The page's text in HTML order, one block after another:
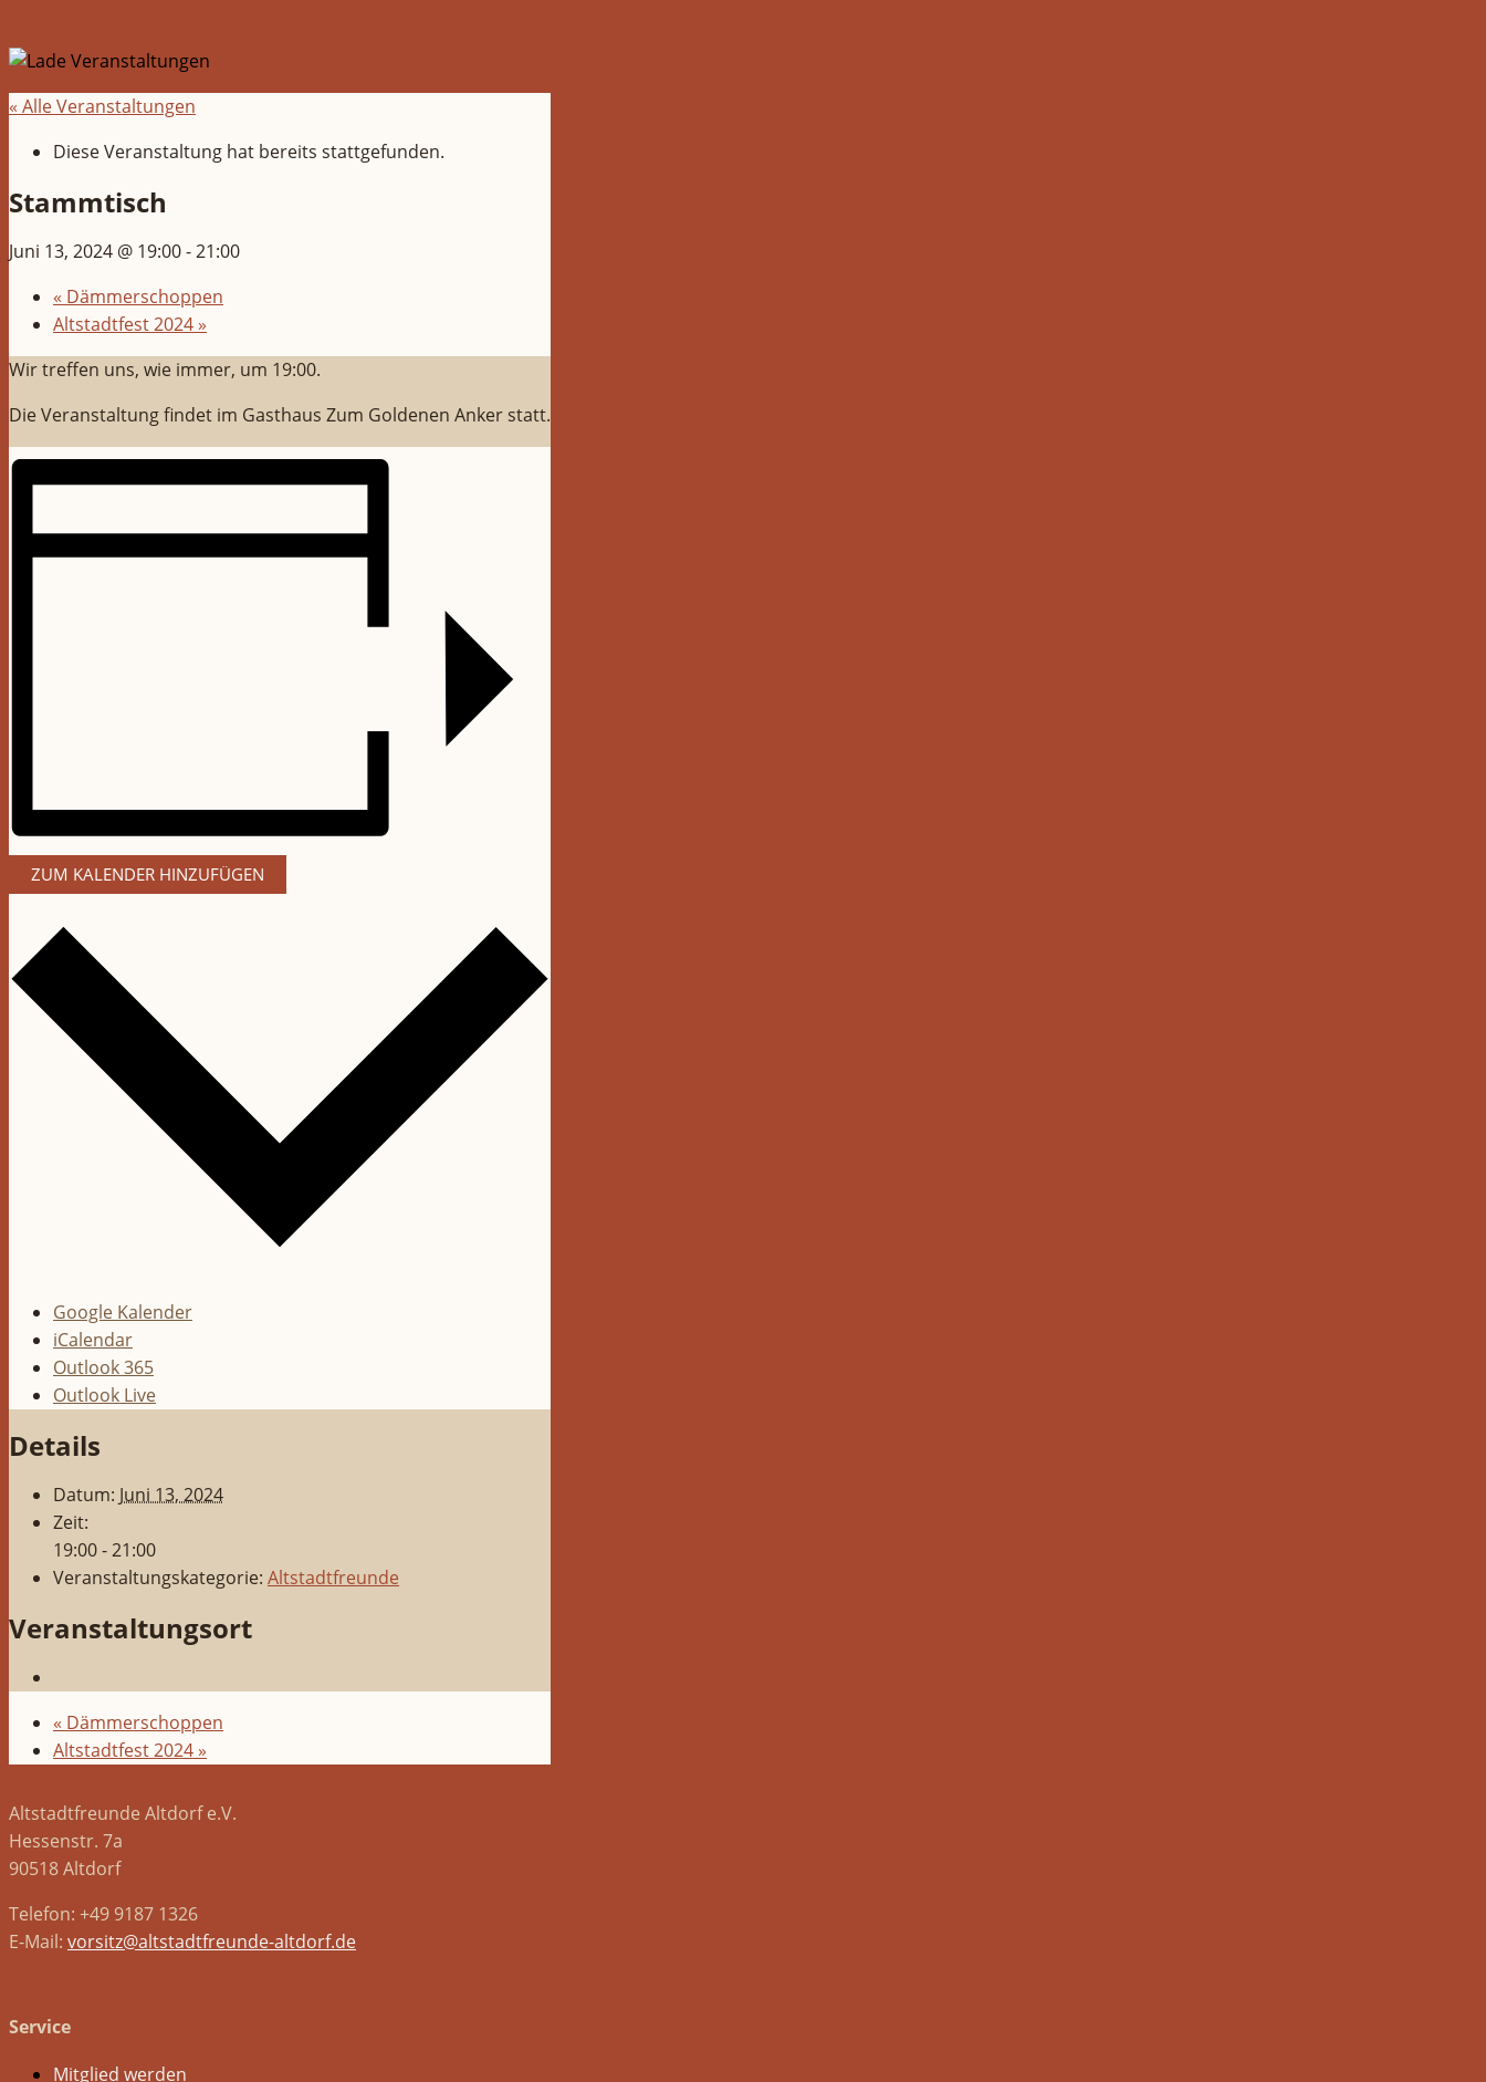
« Alle Veranstaltungen
Diese Veranstaltung hat bereits stattgefunden.
Stammtisch
Juni 13, 2024 @ 19:00-21:00
« Dämmerschoppen
Altstadtfest 2024»
Wir treffen uns, wie immer, um 19:00.
Die Veranstaltung findet im Gasthaus Zum Goldenen Anker statt.
ZUM KALENDER HINZUFÜGEN
Google Kalender
iCalendar
Outlook 365
Outlook Live
Details
Datum: Juni 13, 2024
Zeit:
19:00 - 21:00
Veranstaltungskategorie: Altstadtfreunde
Veranstaltungsort
« Dämmerschoppen
Altstadtfest 2024»
Altstadtfreunde Altdorf e.V.
Hessenstr. 7a
90518 Altdorf
Telefon: +49 9187 1326
E-Mail: vorsitz@altstadtfreunde-altdorf.de
Service
Mitglied werden